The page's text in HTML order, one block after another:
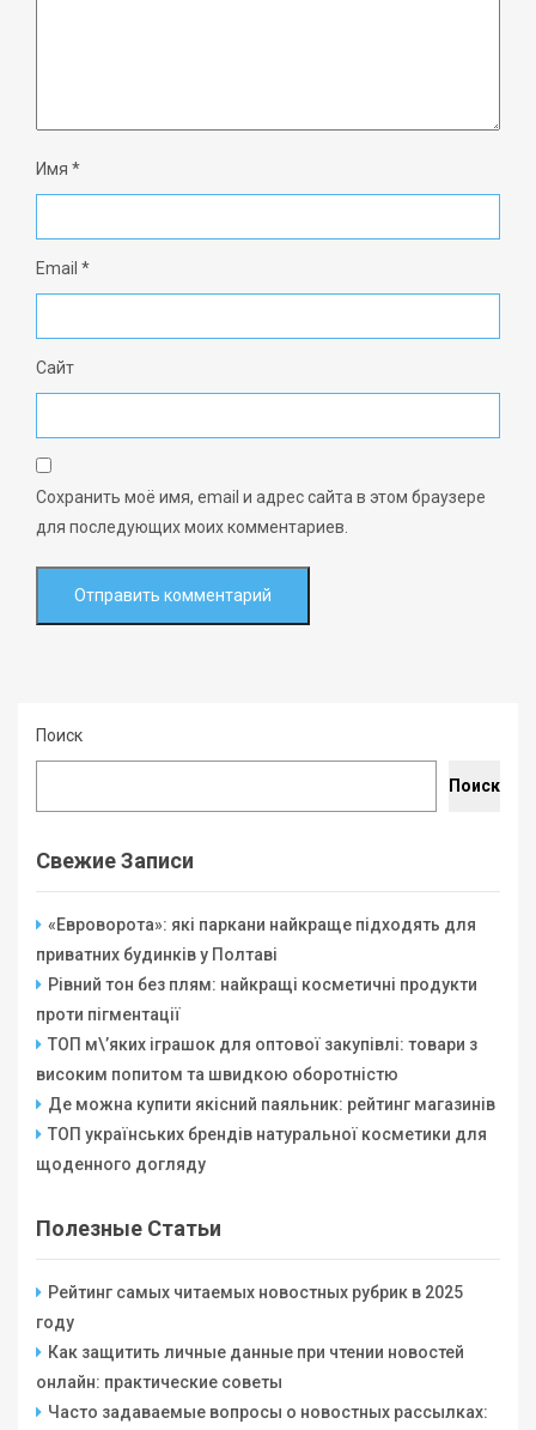
Имя *
Email *
Сайт
Сохранить моё имя, email и адрес сайта в этом браузере
для последующих моих комментариев.
Поиск
Поиск
Свежие Записи
«Евроворота»: які паркани найкраще підходять для
приватних будинків у Полтаві
Рівний тон без плям: найкращі косметичні продукти
проти пігментації
ТОП м\’яких іграшок для оптової закупівлі: товари з
високим попитом та швидкою оборотністю
Де можна купити якісний паяльник: рейтинг магазинів
ТОП українських брендів натуральної косметики для
щоденного догляду
Полезные Статьи
Рейтинг самых читаемых новостных рубрик в 2025
году
Как защитить личные данные при чтении новостей
онлайн: практические советы
Часто задаваемые вопросы о новостных рассылках: